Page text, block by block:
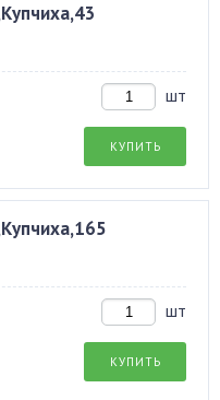
шт
КУПИТЬ
шт
КУПИТЬ